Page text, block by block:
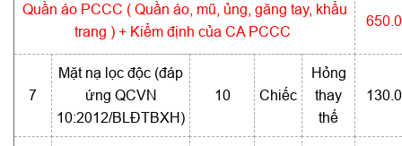
Quần áo PCCC ( Quần áo, mũ, ủng, găng tay, khẩu
trang ) + Kiểm định của CA PCCC
7
Mặt nạ lọc độc (đáp
ứng QCVN
10:2012/BLĐTBXH)
10 Chiếc
Hỏng
thay
thế